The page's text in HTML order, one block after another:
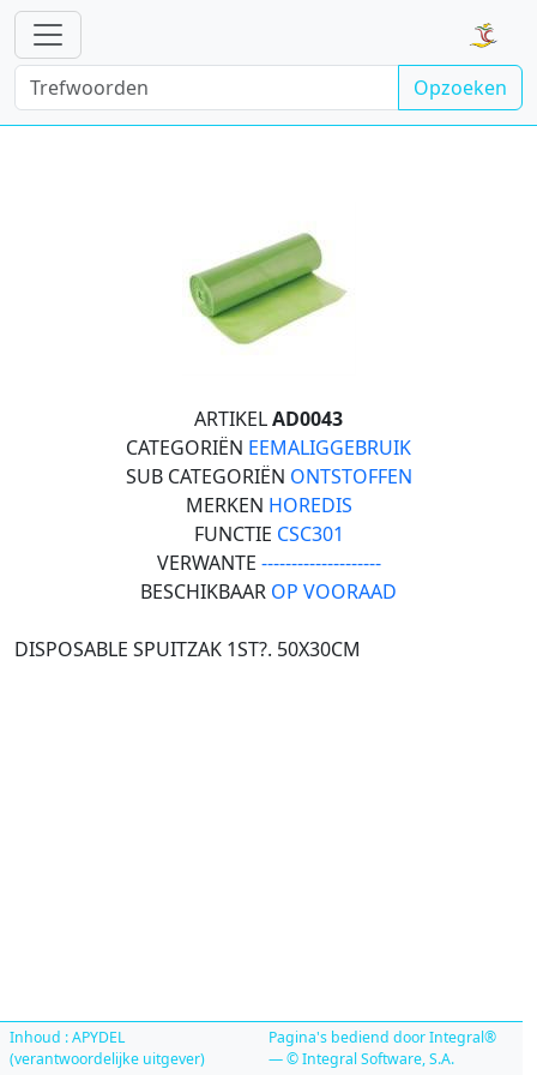
Opzoeken
ARTIKELAD0043
CATEGORIËN EEMALIGGEBRUIK
SUB CATEGORIËN ONTSTOFFEN
MERKEN HOREDIS
FUNCTIE CSC301
VERWANTE --------------------
BESCHIKBAAR OP VOORAAD
DISPOSABLE SPUITZAK 1ST?. 50X30CM
Inhoud : APYDEL
(verantwoordelijke uitgever)
Pagina's bediend door Integral®
— © Integral Software, S.A.